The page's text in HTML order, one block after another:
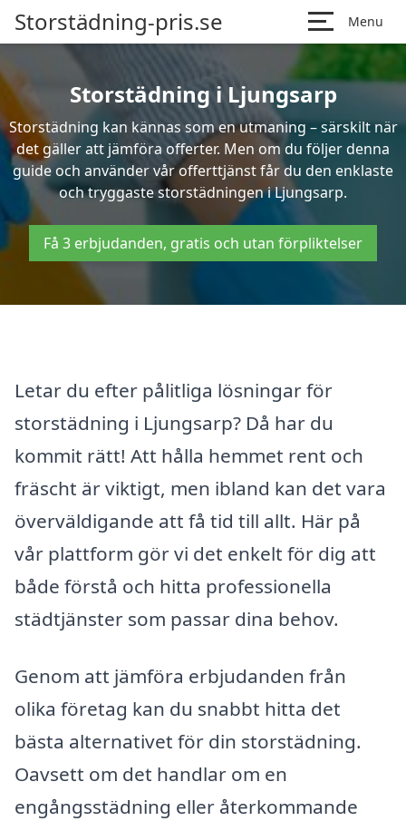
Storstädning-pris.se Menu
Storstädning i Ljungsarp
Storstädning kan kännas som en utmaning – särskilt när
det gäller att jämföra offerter. Men om du följer denna
guide och använder vår offerttjänst får du den enklaste
och tryggaste storstädningen i Ljungsarp.
Få 3 erbjudanden, gratis och utan förpliktelser
Letar du efter pålitliga lösningar för
storstädning i Ljungsarp? Då har du
kommit rätt! Att hålla hemmet rent och
fräscht är viktigt, men ibland kan det vara
överväldigande att få tid till allt. Här på
vår plattform gör vi det enkelt för dig att
både förstå och hitta professionella
städtjänster som passar dina behov.
Genom att jämföra erbjudanden från
olika företag kan du snabbt hitta det
bästa alternativet för din storstädning.
Oavsett om det handlar om en
engångsstädning eller återkommande